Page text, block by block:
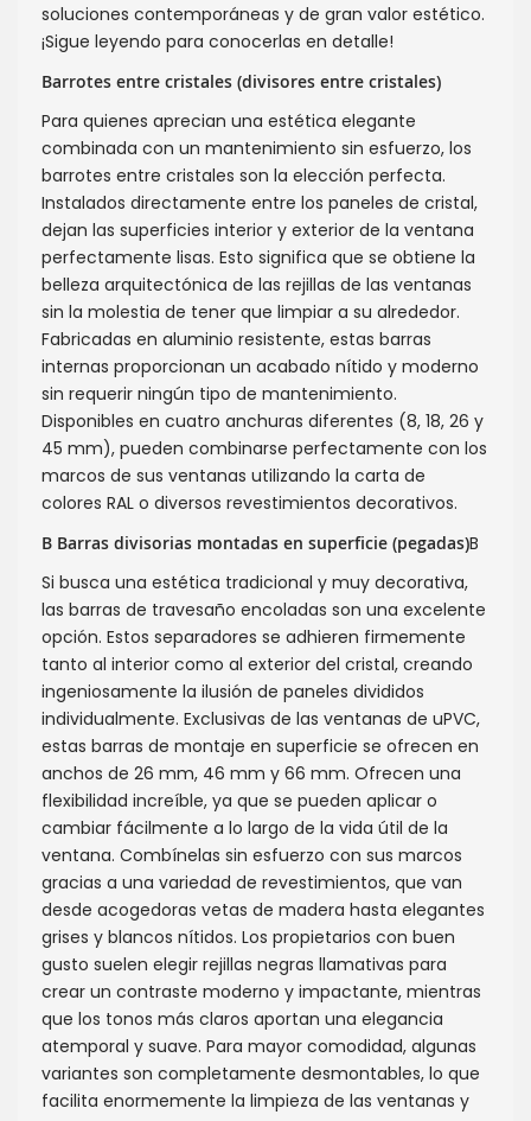
soluciones contemporáneas y de gran valor estético.
¡Sigue leyendo para conocerlas en detalle!
Barrotes entre cristales (divisores entre cristales)
Para quienes aprecian una estética elegante
combinada con un mantenimiento sin esfuerzo, los
barrotes entre cristales son la elección perfecta.
Instalados directamente entre los paneles de cristal,
dejan las superficies interior y exterior de la ventana
perfectamente lisas. Esto significa que se obtiene la
belleza arquitectónica de las rejillas de las ventanas
sin la molestia de tener que limpiar a su alrededor.
Fabricadas en aluminio resistente, estas barras
internas proporcionan un acabado nítido y moderno
sin requerir ningún tipo de mantenimiento.
Disponibles en cuatro anchuras diferentes (8, 18, 26 y
45 mm), pueden combinarse perfectamente con los
marcos de sus ventanas utilizando la carta de
colores RAL o diversos revestimientos decorativos.
B Barras divisorias montadas en superficie (pegadas)B
Si busca una estética tradicional y muy decorativa,
las barras de travesaño encoladas son una excelente
opción. Estos separadores se adhieren firmemente
tanto al interior como al exterior del cristal, creando
ingeniosamente la ilusión de paneles divididos
individualmente. Exclusivas de las ventanas de uPVC,
estas barras de montaje en superficie se ofrecen en
anchos de 26 mm, 46 mm y 66 mm. Ofrecen una
flexibilidad increíble, ya que se pueden aplicar o
cambiar fácilmente a lo largo de la vida útil de la
ventana. Combínelas sin esfuerzo con sus marcos
gracias a una variedad de revestimientos, que van
desde acogedoras vetas de madera hasta elegantes
grises y blancos nítidos. Los propietarios con buen
gusto suelen elegir rejillas negras llamativas para
crear un contraste moderno y impactante, mientras
que los tonos más claros aportan una elegancia
atemporal y suave. Para mayor comodidad, algunas
variantes son completamente desmontables, lo que
facilita enormemente la limpieza de las ventanas y